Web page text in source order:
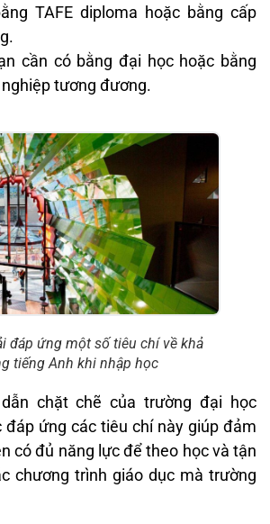
TAFE diploma hoặc bằng cấp
cần có bằng đại học hoặc bằng
tương đương.
đáp ứng một số tiêu chí về khả
tiếng Anh khi nhập học
chặt chẽ của trường đại học
đáp ứng các tiêu chí này giúp đảm
có đủ năng lực để theo học và tận
chương trình giáo dục mà trường